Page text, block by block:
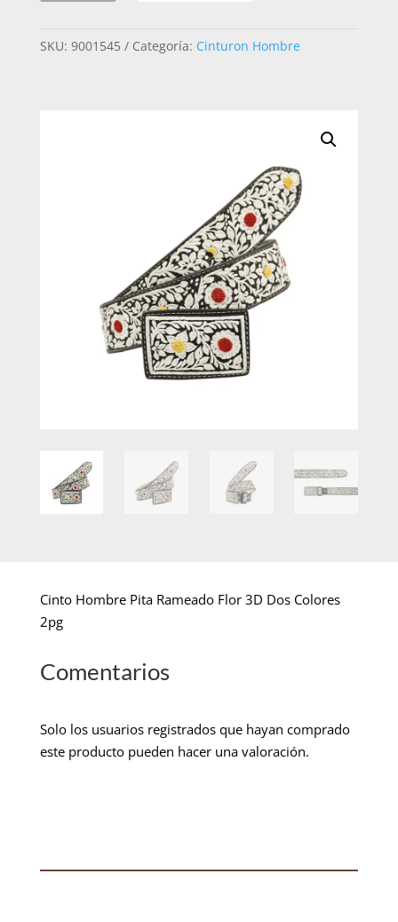
FLOR
SKU: 9001545 Categoría: Cinturon Hombre
Cinto Hombre Pita Rameado Flor 3D Dos Colores
2pg
Comentarios
Solo los usuarios registrados que hayan comprado
este producto pueden hacer una valoración.